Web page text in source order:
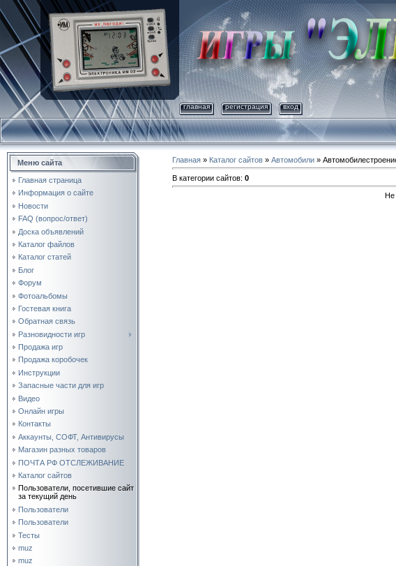
главная регистрация вход
Меню сайта
Главная страница
Информация о сайте
Новости
FAQ (вопрос/ответ)
Доска объявлений
Каталог файлов
Каталог статей
Блог
Форум
Фотоальбомы
Гостевая книга
Обратная связь
Разновидности игр
Продажа игр
Продажа коробочек
Инструкции
Запасные части для игр
Видео
Онлайн игры
Контакты
Аккаунты, СОФТ, Антивирусы
Магазин разных товаров
ПОЧТА РФ ОТСЛЕЖИВАНИЕ
Каталог сайтов
Пользователи, посетившие сайт
за текущий день
Пользователи
Пользователи
Тесты
muz
muz
Главная » Каталог сайтов » Автомобили »
В категории сайтов: 0
Не